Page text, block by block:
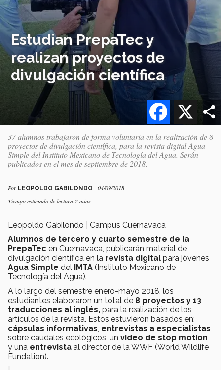
Estudian PrepaTec y
realizan proyectos de
divulgación científica
X
Facebook
37 alumnos trabajaron de forma voluntaria en la realización de 8
proyectos de divulgación científica, para la revista digital Agua
Simple del Instituto Mexicano de Tecnología del Agua. Serán
publicados en el mes de septiembre de 2018.
Por LEOPOLDO GABILONDO - 04/09/2018
Tiempo estimado de lectura:2 mins
Leopoldo Gabilondo | Campus Cuernavaca
Alumnos de tercero y cuarto semestre de la
PrepaTec en Cuernavaca, publicarán material de
divulgación científica en la revista digital para jóvenes
Agua Simple del IMTA (Instituto Mexicano de
Tecnología del Agua).
A lo largo del semestre enero-mayo 2018, los
estudiantes elaboraron un total de 8 proyectos y 13
traducciones al inglés, para la realización de los
artículos de la revista. Estos estuvieron basados en:
cápsulas informativas entrevistas a especialistas
sobre caudales ecológicos, un video de stop motion
y una entrevista al director de la WWF (World Wildlife
Fundation).